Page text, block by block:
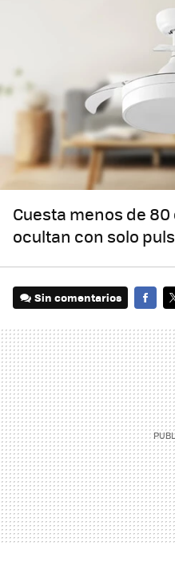
Cuesta menos de
ocultan con solo
Sin comentarios